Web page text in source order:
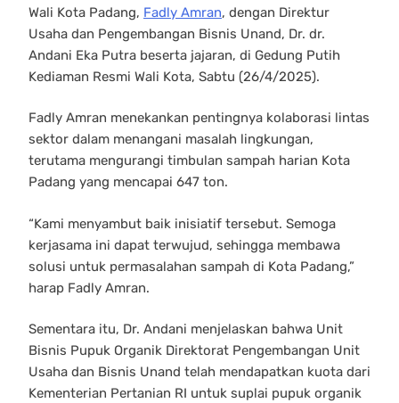
Wali Kota Padang, Fadly Amran, dengan Direktur
Usaha dan Pengembangan Bisnis Unand, Dr. dr.
Andani Eka Putra beserta jajaran, di Gedung Putih
Kediaman Resmi Wali Kota, Sabtu (26/4/2025).
Fadly Amran menekankan pentingnya kolaborasi lintas
sektor dalam menangani masalah lingkungan,
terutama mengurangi timbulan sampah harian Kota
Padang yang mencapai 647 ton.
“Kami menyambut baik inisiatif tersebut. Semoga
kerjasama ini dapat terwujud, sehingga membawa
solusi untuk permasalahan sampah di Kota Padang,”
harap Fadly Amran.
Sementara itu, Dr. Andani menjelaskan bahwa Unit
Bisnis Pupuk Organik Direktorat Pengembangan Unit
Usaha dan Bisnis Unand telah mendapatkan kuota dari
Kementerian Pertanian RI untuk suplai pupuk organik